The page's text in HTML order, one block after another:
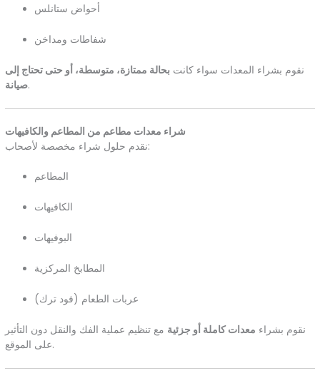
أحواض ستانلس
شفاطات ومداخن
نقوم بشراء المعدات سواء كانت بحالة ممتازة، متوسطة، أو حتى تحتاج إلى
صيانة.
شراء معدات مطاعم من المطاعم والكافيهات
نقدم حلول شراء مخصصة لأصحاب:
المطاعم
الكافيهات
البوفيهات
المطابخ المركزية
عربات الطعام (فود ترك)
نقوم بشراء معدات كاملة أو جزئية مع تنظيم عملية الفك والنقل دون التأثير
على الموقع.